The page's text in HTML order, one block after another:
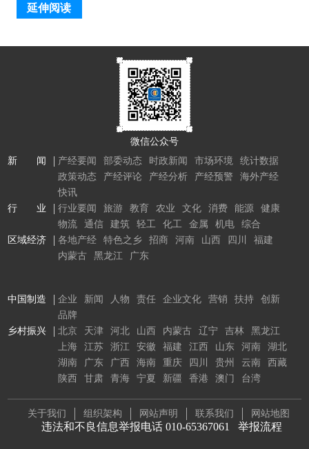
延伸阅读
微信公众号
新 闻
产经要闻 部委动态 时政新闻 市场环境
统计数据
政策动态
产经评论 产经分析 产经预警
海外产经
快讯
行 业
行业要闻 旅游 教育 农业 文化 消费 能源
健康
物流
通信 建筑 轻工 化工 金属 机电
综合
区域经济
各地产经 特色之乡 招商 河南 山西 四川
福建
内蒙古
黑龙江 广东
中国制造 企业 新闻 人物 责任 企业文化 营销 扶持
创新
品牌
乡村振兴
北京 天津 河北 山西 内蒙古 辽宁 吉林
黑龙江
上海
江苏 浙江 安徽 福建 江西 山东 河南
湖北
湖南
广东 广西 海南 重庆 四川 贵州 云南
西藏
陕西
甘肃 青海 宁夏 新疆 香港 澳门 台湾
关于我们 组织架构 网站声明 联系我们 网站地图
违法和不良信息举报电话 010-65367061 举报流程